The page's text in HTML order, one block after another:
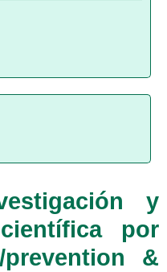
y
por
prevention &